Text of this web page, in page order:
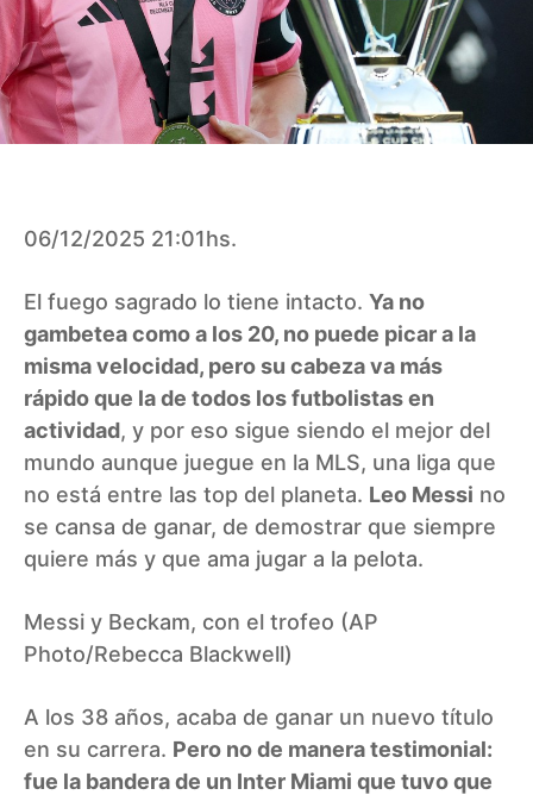
06/12/2025 21:01hs.
El fuego sagrado lo tiene intacto. Ya no
gambetea como a los 20, no puede picar a la
misma velocidad, pero su cabeza va más
rápido que la de todos los futbolistas en
actividad, y por eso sigue siendo el mejor del
mundo aunque juegue en la MLS, una liga que
no está entre las top del planeta. Leo Messi no
se cansa de ganar, de demostrar que siempre
quiere más y que ama jugar a la pelota.
Messi y Beckam, con el trofeo (AP
Photo/Rebecca Blackwell)
A los 38 años, acaba de ganar un nuevo título
en su carrera. Pero no de manera testimonial:
fue la bandera de un Inter Miami que tuvo que